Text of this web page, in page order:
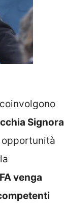
Signora
opportunità
venga